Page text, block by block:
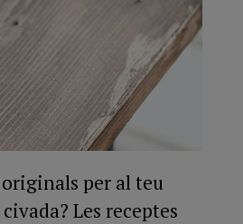
originals per al teu
Les receptes